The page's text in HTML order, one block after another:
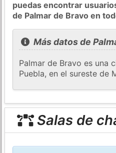
puedas encontrar
de Palmar de Bravo en
Más datos de
Palmar de Bravo es una
Puebla, en el sureste de
Salas de